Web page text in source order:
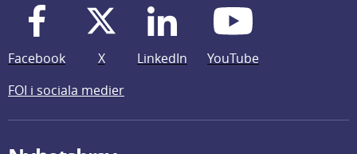
Facebook X LinkedIn
YouTube
FOI i sociala medier